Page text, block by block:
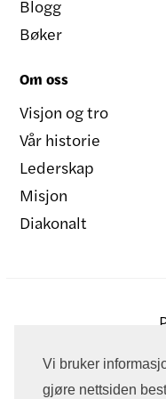
Vi bruker
gjøre nettsiden
Blogg
Bøker
Om oss
Visjon og tro
Vår historie
Lederskap
Misjon
Diakonalt